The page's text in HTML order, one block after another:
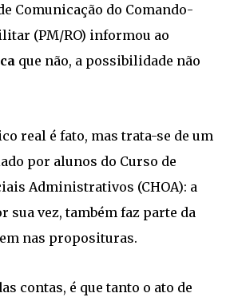
Comunicação do Comando-
(PM/RO) informou ao
que não, a possibilidade não
real é fato, mas trata-se de um
por alunos do Curso de
Administrativos (CHOA): a
sua vez, também faz parte da
nas proposituras.
contas, é que tanto o ato de